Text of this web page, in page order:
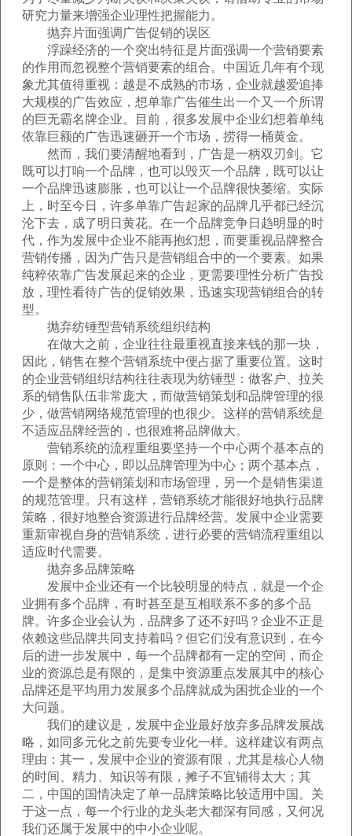
研究力量来增强企业理性把握能力。
抛弃片面强调广告促销的误区
浮躁经济的一个突出特征是片面强调一个营销要素
的作用而忽视整个营销要素的组合。中国近几年有个现
象尤其值得重视：越是不成熟的市场，企业就越爱追捧
大规模的广告效应，想单靠广告催生出一个又一个所谓
的巨无霸名牌企业。目前，很多发展中企业幻想着单纯
依靠巨额的广告迅速砸开一个市场，捞得一桶黄金。
然而，我们要清醒地看到，广告是一柄双刃剑。它
既可以打响一个品牌，也可以毁灭一个品牌，既可以让
一个品牌迅速膨胀，也可以让一个品牌很快萎缩。实际
上，时至今日，许多单靠广告起家的品牌几乎都已经沉
沦下去，成了明日黄花。在一个品牌竞争日趋明显的时
代，作为发展中企业不能再抱幻想，而要重视品牌整合
营销传播，因为广告只是营销组合中的一个要素。如果
纯粹依靠广告发展起来的企业，更需要理性分析广告投
放，理性看待广告的促销效果，迅速实现营销组合的转
型。
抛弃纺锤型营销系统组织结构
在做大之前，企业往往最重视直接来钱的那一块，
因此，销售在整个营销系统中便占据了重要位置。这时
的企业营销组织结构往往表现为纺锤型：做客户、拉关
系的销售队伍非常庞大，而做营销策划和品牌管理的很
少，做营销网络规范管理的也很少。这样的营销系统是
不适应品牌经营的，也很难将品牌做大。
营销系统的流程重组要坚持一个中心两个基本点的
原则：一个中心，即以品牌管理为中心；两个基本点，
一个是整体的营销策划和市场管理，另一个是销售渠道
的规范管理。只有这样，营销系统才能很好地执行品牌
策略，很好地整合资源进行品牌经营。发展中企业需要
重新审视自身的营销系统，进行必要的营销流程重组以
适应时代需要。
抛弃多品牌策略
发展中企业还有一个比较明显的特点，就是一个企
业拥有多个品牌，有时甚至是互相联系不多的多个品
牌。许多企业会认为，品牌多了还不好吗？企业不正是
依赖这些品牌共同支持着吗？但它们没有意识到，在今
后的进一步发展中，每一个品牌都有一定的空间，而企
业的资源总是有限的，是集中资源重点发展其中的核心
品牌还是平均用力发展多个品牌就成为困扰企业的一个
大问题。
我们的建议是，发展中企业最好放弃多品牌发展战
略，如同多元化之前先要专业化一样。这样建议有两点
理由：其一，发展中企业的资源有限，尤其是核心人物
的时间、精力、知识等有限，摊子不宜铺得太大；其
二，中国的国情决定了单一品牌策略比较适用中国。关
于这一点，每一个行业的龙头老大都深有同感，又何况
我们还属于发展中的中小企业呢。